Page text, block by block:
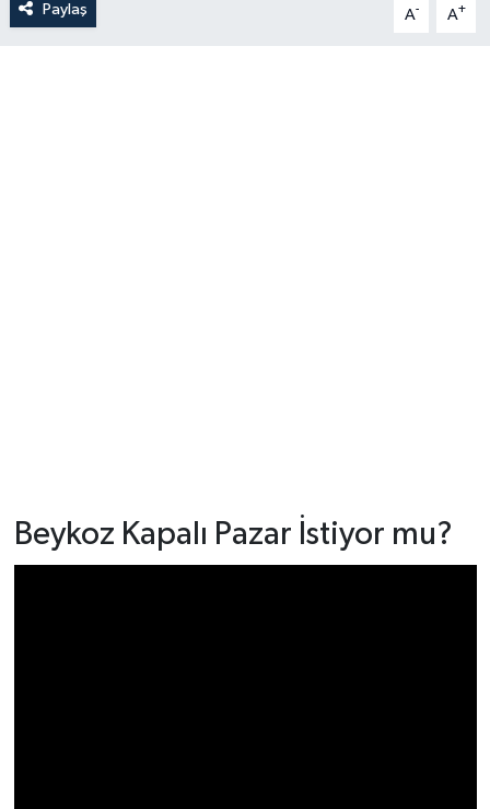
Paylaş A- A+
Beykoz Kapalı Pazar İstiyor mu?